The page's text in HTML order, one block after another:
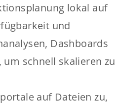
lokal auf
und
Dashboards
schnell skalieren zu
auf Dateien zu,